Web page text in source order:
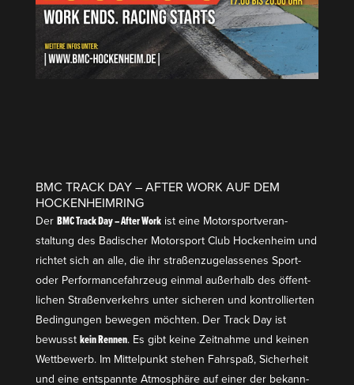
BMC TRACK DAY – AFTER WORK AUF DEM
HOCKENHEIMRING
Der BMC Track Day – After Workist eine Motor­sport­ver­an­
staltung des Badischer Motor­sport Club Hockenheimund
richtet sich an alle, die ihr straßen­zu­ge­las­senes Sport-
oder Perfor­mance­fahrzeug einmal außerhalb des öffent­
lichen Straßen­ver­kehrs unter sicheren und kontrol­lierten
Bedin­gungen bewegen möchten. Der Track Day ist
bewusst kein Rennen. Es gibt keine Zeitnahme und keinen
Wettbewerb. Im Mittel­punkt stehen Fahrspaß, Sicherheit
und eine entspannte Atmosphäre auf einer der bekann­